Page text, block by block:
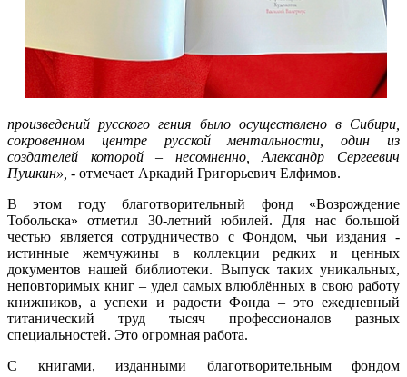
произведений русского гения было осуществлено в Сибири,
сокровенном центре русской ментальности, один из
создателей которой – несомненно, Александр Сергеевич
Пушкин», - отмечает Аркадий Григорьевич Елфимов.
В этом году благотворительный фонд «Возрождение
Тобольска» отметил 30-летний юбилей. Для нас большой
честью является сотрудничество с Фондом, чьи издания -
истинные жемчужины в коллекции редких и ценных
документов нашей библиотеки. Выпуск таких уникальных,
неповторимых книг – удел самых влюблённых в свою работу
книжников, а успехи и радости Фонда – это ежедневный
титанический труд тысяч профессионалов разных
специальностей. Это огромная работа.
С книгами, изданными благотворительным фондом